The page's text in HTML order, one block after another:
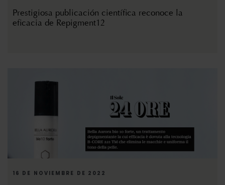
Prestigiosa publicación científica reconoce la
eficacia de Repigment12
16 DE NOVIEMBRE DE 2022